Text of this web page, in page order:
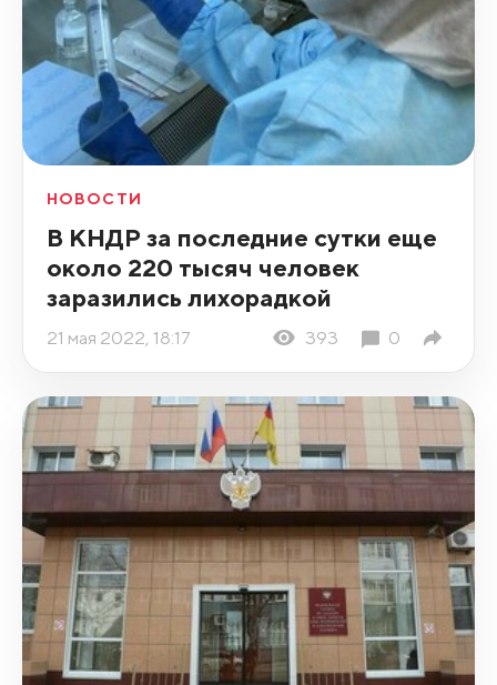
НОВОСТИ
В КНДР за последние сутки еще
около 220 тысяч человек
заразились лихорадкой
21 мая 2022, 18:17 393 0